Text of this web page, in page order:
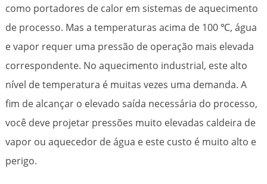
como portadores de calor em sistemas de aquecimento
de processo. Mas a temperaturas acima de 100 ℃, água
e vapor requer uma pressão de operação mais elevada
correspondente. No aquecimento industrial, este alto
nível de temperatura é muitas vezes uma demanda. A
fim de alcançar o elevado saída necessária do processo,
você deve projetar pressões muito elevadas caldeira de
vapor ou aquecedor de água e este custo é muito alto e
perigo.